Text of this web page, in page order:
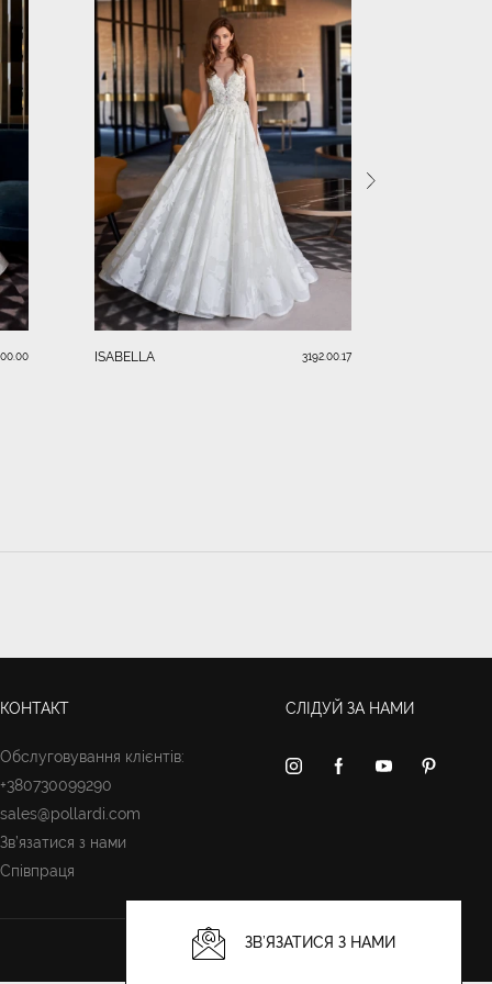
ISABELLA 3192.00.17
КОНТАКТ
Обслуговування клієнтів:
+380730099290
sales@pollardi.com
Зв’язатися з нами
Співпраця
СЛІДУЙ ЗА НАМИ
ЗВ’ЯЗАТИСЯ З НАМИ